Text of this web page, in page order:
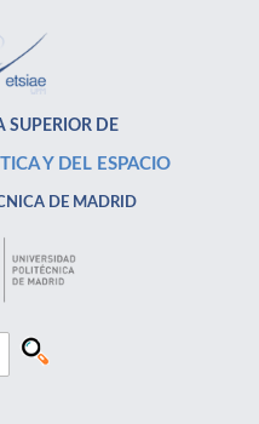
SUPERIOR DE
Y DEL ESPACIO
DE MADRID